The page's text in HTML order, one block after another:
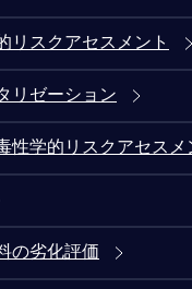
リスクアセスメント
リゼーション
性学的リスクアセスメ
の劣化評価